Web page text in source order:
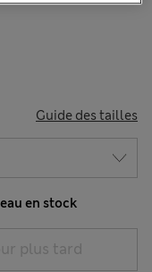
Guide des tailles
en stock
plus tard